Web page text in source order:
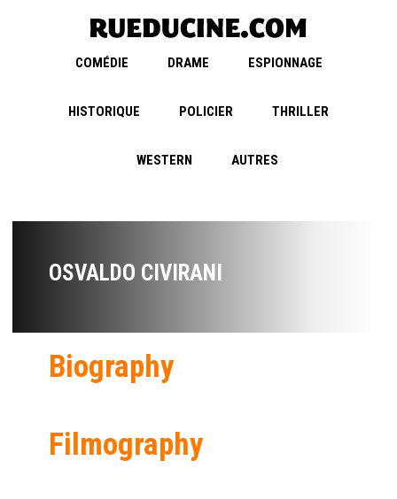
COMÉDIE DRAME ESPIONNAGE
HISTORIQUE POLICIER THRILLER
WESTERN AUTRES
OSVALDO CIVIRANI
Biography
Filmography